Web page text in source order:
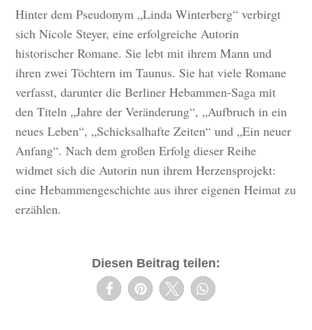
Hinter dem Pseudonym „Linda Winterberg“ verbirgt
sich Nicole Steyer, eine erfolgreiche Autorin
historischer Romane. Sie lebt mit ihrem Mann und
ihren zwei Töchtern im Taunus. Sie hat viele Romane
verfasst, darunter die Berliner Hebammen-Saga mit
den Titeln „Jahre der Veränderung“, „Aufbruch in ein
neues Leben“, „Schicksalhafte Zeiten“ und „Ein neuer
Anfang“. Nach dem großen Erfolg dieser Reihe
widmet sich die Autorin nun ihrem Herzensprojekt:
eine Hebammengeschichte aus ihrer eigenen Heimat zu
erzählen.
Diesen Beitrag teilen: